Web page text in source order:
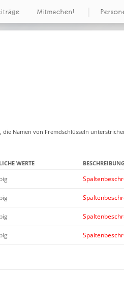
Mitmachen!
Namen von Fremdschlüsseln
WERTE BESCHREIBUNG